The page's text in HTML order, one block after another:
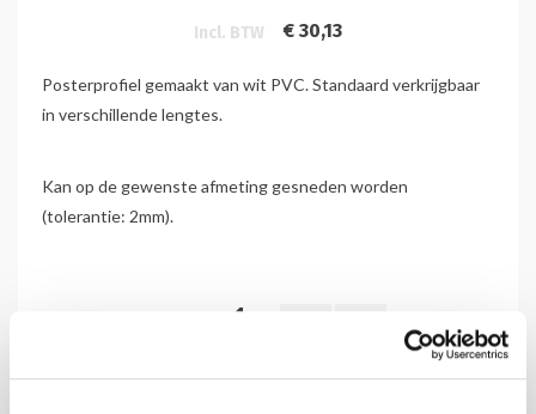
Incl. BTW € 30,13
Posterprofiel gemaakt van wit PVC. Standaard verkrijgbaar
in verschillende lengtes.
Kan op de gewenste afmeting gesneden worden
(tolerantie: 2mm).